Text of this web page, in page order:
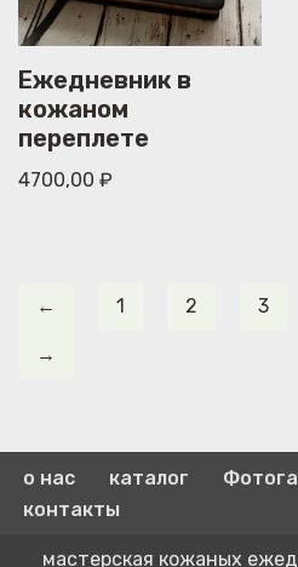
Ежедневник в
кожаном
переплете
4700,00 ₽
← 1 2 3
→
о нас каталог
контакты
мастерская кожаных